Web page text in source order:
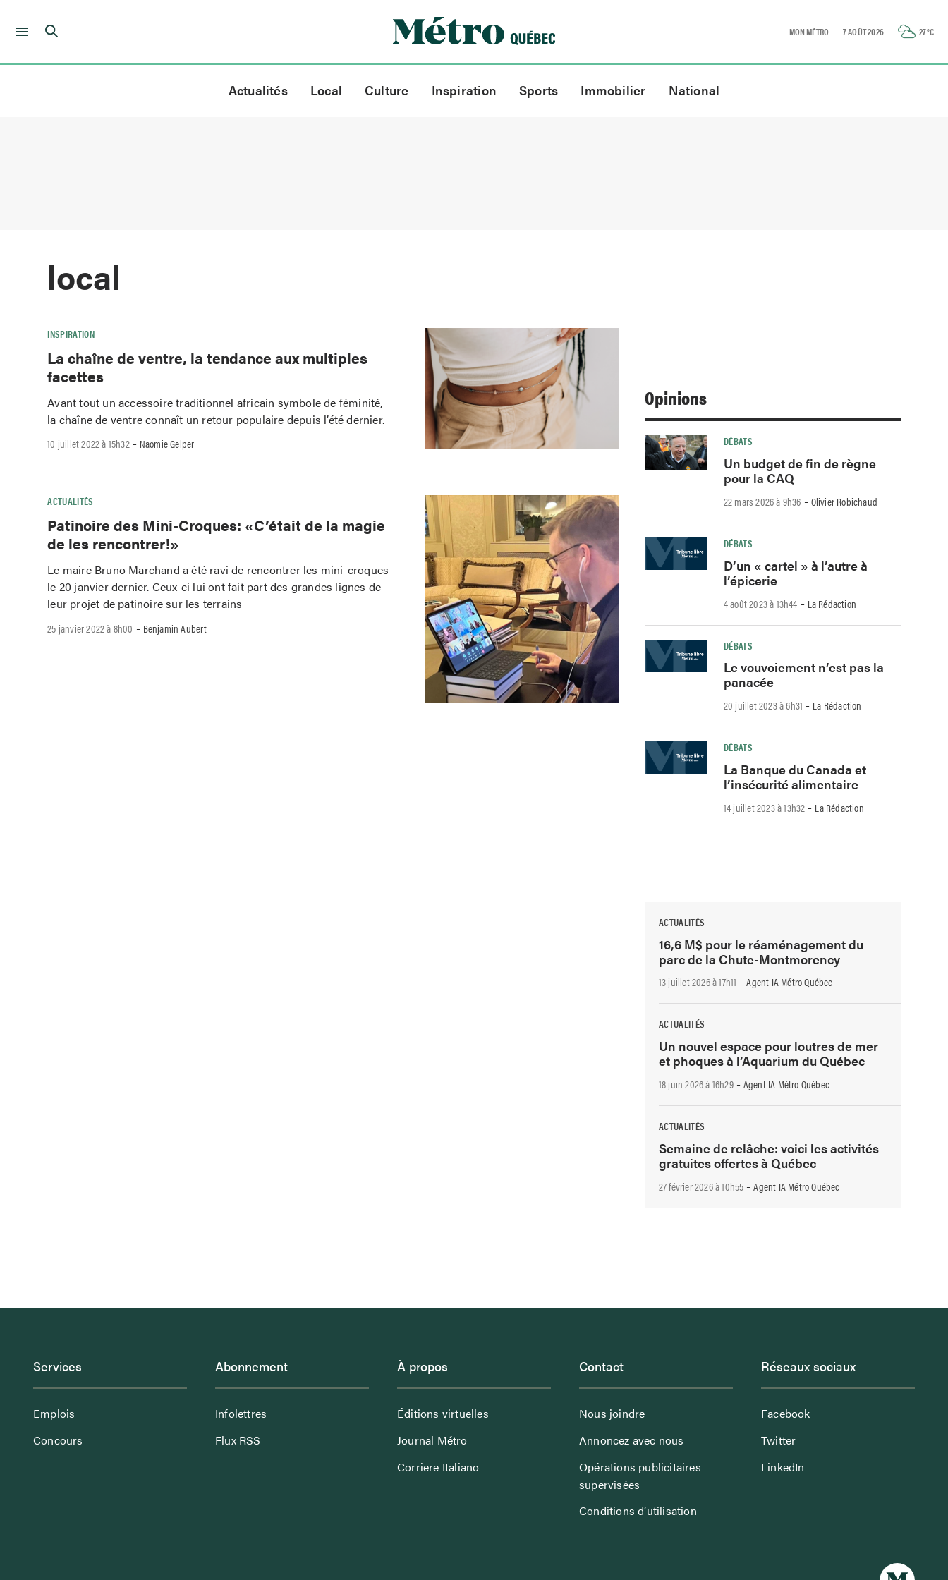
Skip
MON MÉTRO 7 AOÛT 2026 27°C
Actualités Local Culture Inspiration Sports Immobilier National
local
INSPIRATION
La chaîne de ventre, la tendance aux multiples
facettes
Avant tout un accessoire traditionnel africain symbole de féminité,
la chaîne de ventre connaît un retour populaire depuis l’été dernier.
10 juillet 2022 à 15h32- Naomie Gelper
ACTUALITÉS
Patinoire des Mini-Croques: «C’était de la magie
de les rencontrer!»
Le maire Bruno Marchand a été ravi de rencontrer les mini-croques
le 20 janvier dernier. Ceux-ci lui ont fait part des grandes lignes de
leur projet de patinoire sur les terrains
25 janvier 2022 à 8h00 - Benjamin Aubert
Opinions
DÉBATS
Un budget de fin de règne
pour la CAQ
22 mars 2026 à 9h36 -Olivier Robichaud
DÉBATS
D’un « cartel » à l’autre à
l’épicerie
4 août 2023 à 13h44 - La Rédaction
DÉBATS
Le vouvoiement n’est pas la
panacée
20 juillet 2023 à 6h31 - La Rédaction
DÉBATS
La Banque du Canada et
l’insécurité alimentaire
14 juillet 2023 à 13h32 - La Rédaction
ACTUALITÉS
16,6 M$ pour le réaménagement du
parc de la Chute-Montmorency
13 juillet 2026 à 17h11 -Agent IA Métro Québec
ACTUALITÉS
Un nouvel espace pour loutres de mer
et phoques à l’Aquarium du Québec
18 juin 2026 à 16h29-Agent IA Métro Québec
ACTUALITÉS
Semaine de relâche: voici les activités
gratuites offertes à Québec
27 février 2026 à 10h55 -Agent IA Métro Québec
Services
Emplois
Concours
Abonnement
Infolettres
Flux RSS
À propos
Éditions virtuelles
Journal Métro
Corriere Italiano
Contact
Nous joindre
Annoncez avec nous
Opérations publicitaires
supervisées
Conditions d’utilisation
Réseaux sociaux
Facebook
Twitter
LinkedIn